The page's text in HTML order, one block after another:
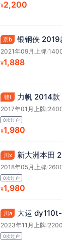
¥2,200
京b 银钢侠
2021年09月上牌/
¥1,888
赣l 力帆 2014
2017年01月上牌/
0次过户
¥1,980
川x 新大洲本田
2018年05月上牌/
0次过户
¥1,980
川a 大运
2023年11月上牌/
0次过户